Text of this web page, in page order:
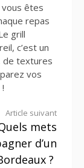
êtes
repas
grill
c’est un
de textures
vos
Article suivant
mets
d’un
?